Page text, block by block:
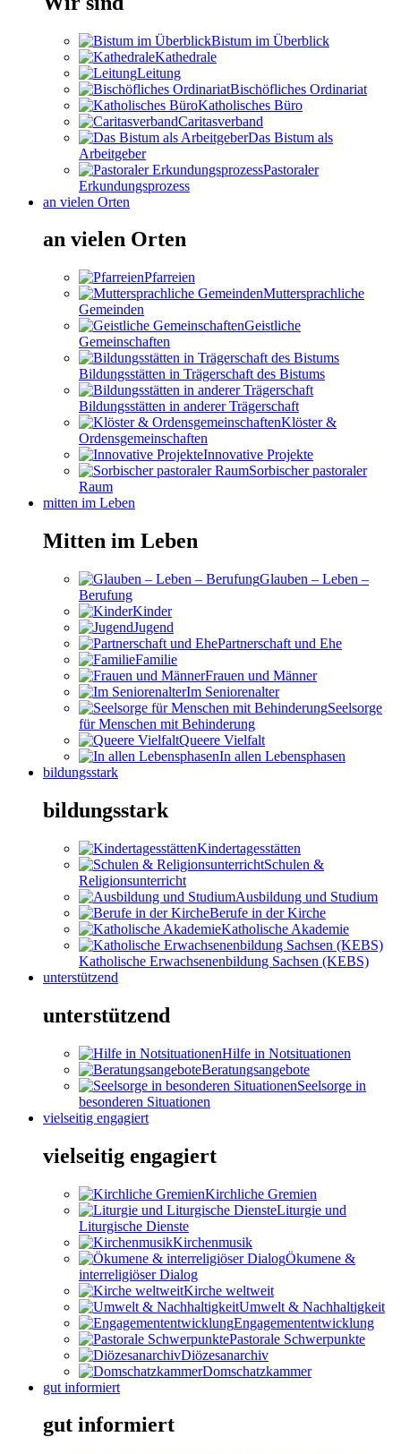
Bistum im Überblick
Kathedrale
Leitung
Bischöfliches Ordinariat
Katholisches Büro
Caritasverband
Das Bistum als
Arbeitgeber
Pastoraler
Erkundungsprozess
an vielen Orten
an vielen Orten
Pfarreien
Muttersprachliche
Gemeinden
Geistliche
Gemeinschaften
Bildungsstätten in Trägerschaft des Bistums
Bildungsstätten in anderer Trägerschaft
Klöster &
Ordensgemeinschaften
Innovative Projekte
Sorbischer pastoraler
Raum
mitten im Leben
Mitten im Leben
Glauben – Leben –
Berufung
Kinder
Jugend
Partnerschaft und Ehe
Familie
Frauen und Männer
Im Seniorenalter
Seelsorge
für Menschen mit Behinderung
Queere Vielfalt
In allen Lebensphasen
bildungsstark
bildungsstark
Kindertagesstätten
Schulen &
Religionsunterricht
Ausbildung und Studium
Berufe in der Kirche
Katholische Akademie
Katholische Erwachsenenbildung Sachsen (KEBS)
unterstützend
unterstützend
Hilfe in Notsituationen
Beratungsangebote
Seelsorge in
besonderen Situationen
vielseitig engagiert
vielseitig engagiert
Kirchliche Gremien
Liturgie und
Liturgische Dienste
Kirchenmusik
Ökumene &
interreligiöser Dialog
Kirche weltweit
Umwelt & Nachhaltigkeit
Engagemententwicklung
Pastorale Schwerpunkte
Diözesanarchiv
Domschatzkammer
gut informiert
gut informiert